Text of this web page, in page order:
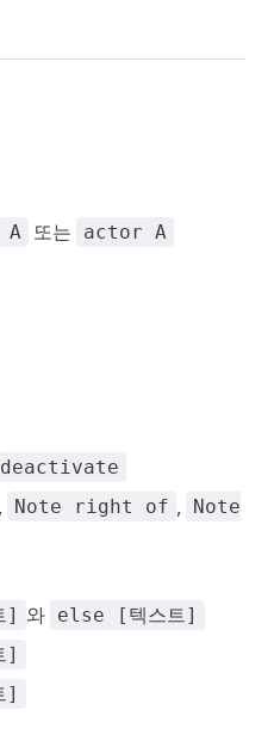
또는 actor A
deactivate
, Note right of ,
Note
] 와 else [텍스트]
]
]